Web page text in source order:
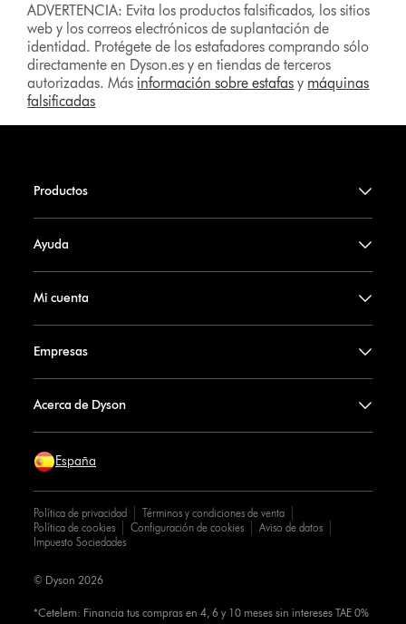
ADVERTENCIA: Evita los productos falsificados, los sitios
web y los correos electrónicos de suplantación de
identidad. Protégete de los estafadores comprando sólo
directamente en Dyson.es y en tiendas de terceros
autorizadas. Más información sobre estafas y máquinas
falsificadas
Productos
Ayuda
Mi cuenta
Empresas
Acerca de Dyson
España
Política de privacidad
Términos y condiciones de venta
Política de cookies
Configuración de cookies
Aviso de datos
Impuesto Sociedades
*Cetelem: Financia tus compras en 4, 6 y 10 meses sin intereses TAE 0%
© Dyson 2026